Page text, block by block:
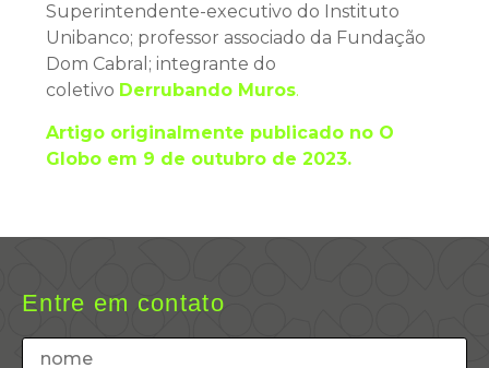
Superintendente-executivo do Instituto
Unibanco; professor associado da Fundação
Dom Cabral; integrante do
coletivo Derrubando Muros.
Artigo originalmente publicado no O
Globo em 9 de outubro de 2023.
Entre em contato